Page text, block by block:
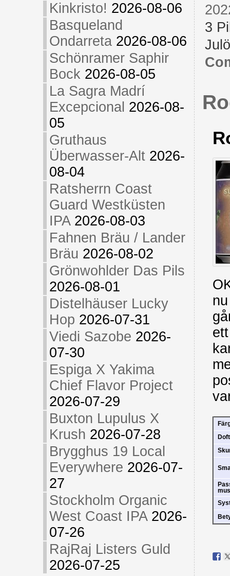
Kinkristo! 2026-08-06
Basqueland
Ondarreta 2026-08-06
Schönramer Saphir
Bock 2026-08-05
La Sagra Madrí
Excepcional 2026-08-
05
Gruthaus
Überwasser-Alt 2026-
08-04
Ratsherrn Coast
Guard Westküsten
IPA 2026-08-03
Fahnen Bräu / Lander
Bräu 2026-08-02
Grönwohlder Das Pils
2026-08-01
Distelhäuser Lucky
Hop 2026-07-31
Viedi Sazobe 2026-
07-30
Espiga X Yakima
Chief Flavor Project
2026-07-29
Buxton Lupulus X
Krush 2026-07-28
Brygghus 19 Local
Everywhere 2026-07-
27
Stockholm Organic
West Coast IPA 2026-
07-26
RajRaj Listers Guld
2026-07-25
3
Doft